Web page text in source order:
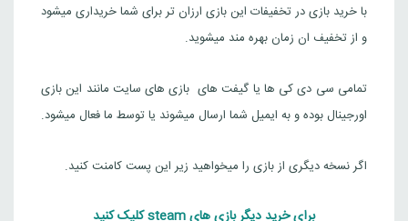
Injustice™ 2
Steam
Injustice 2 Legendary Edition
با خرید بازی در تخفیفات این بازی ارزان تر برای شما خریداری میشود
و از تخفیف ان زمان بهره مند میشوید.
تمامی سی دی کی ها یا گیفت های بازی های سایت مانند این بازی
اورجینال بوده و به ایمیل شما ارسال میشوند یا توسط ما فعال میشود.
اگر نسخه دیگری از بازی را میخواهید زیر این پست کامنت کنید.
برای خرید دیگر بازی های steam کلیک کنید